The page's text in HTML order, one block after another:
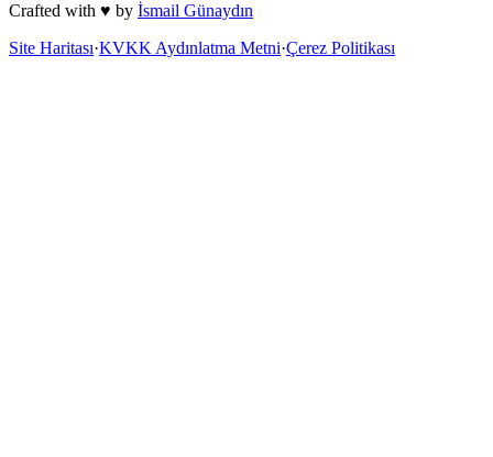
Crafted with ♥ by İsmail Günaydın
Site Haritası·KVKK Aydınlatma Metni·Çerez Politikası